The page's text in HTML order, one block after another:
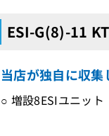
ESI-G(8)-11
当店が独自に収
○ 増設8ESIユニット